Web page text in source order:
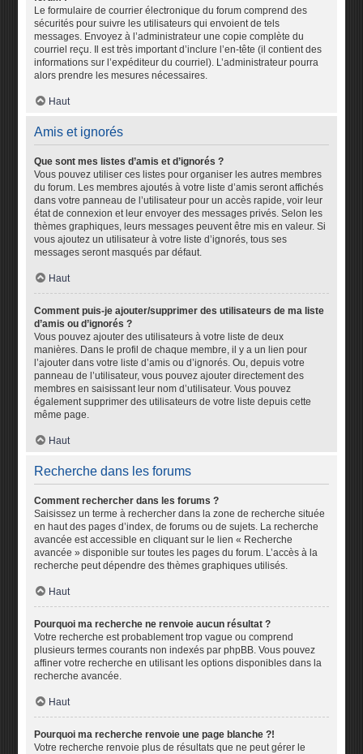
Le formulaire de courrier électronique du forum comprend des
sécurités pour suivre les utilisateurs qui envoient de tels
messages. Envoyez à l’administrateur une copie complète du
courriel reçu. Il est très important d’inclure l’en-tête (il contient des
informations sur l’expéditeur du courriel). L’administrateur pourra
alors prendre les mesures nécessaires.
Haut
Amis et ignorés
Que sont mes listes d’amis et d’ignorés ?
Vous pouvez utiliser ces listes pour organiser les autres membres
du forum. Les membres ajoutés à votre liste d’amis seront affichés
dans votre panneau de l’utilisateur pour un accès rapide, voir leur
état de connexion et leur envoyer des messages privés. Selon les
thèmes graphiques, leurs messages peuvent être mis en valeur. Si
vous ajoutez un utilisateur à votre liste d’ignorés, tous ses
messages seront masqués par défaut.
Haut
Comment puis-je ajouter/supprimer des utilisateurs de ma liste
d’amis ou d’ignorés ?
Vous pouvez ajouter des utilisateurs à votre liste de deux
manières. Dans le profil de chaque membre, il y a un lien pour
l’ajouter dans votre liste d’amis ou d’ignorés. Ou, depuis votre
panneau de l’utilisateur, vous pouvez ajouter directement des
membres en saisissant leur nom d’utilisateur. Vous pouvez
également supprimer des utilisateurs de votre liste depuis cette
même page.
Haut
Recherche dans les forums
Comment rechercher dans les forums ?
Saisissez un terme à rechercher dans la zone de recherche située
en haut des pages d’index, de forums ou de sujets. La recherche
avancée est accessible en cliquant sur le lien « Recherche
avancée » disponible sur toutes les pages du forum. L’accès à la
recherche peut dépendre des thèmes graphiques utilisés.
Haut
Pourquoi ma recherche ne renvoie aucun résultat ?
Votre recherche est probablement trop vague ou comprend
plusieurs termes courants non indexés par phpBB. Vous pouvez
affiner votre recherche en utilisant les options disponibles dans la
recherche avancée.
Haut
Pourquoi ma recherche renvoie une page blanche ?!
Votre recherche renvoie plus de résultats que ne peut gérer le